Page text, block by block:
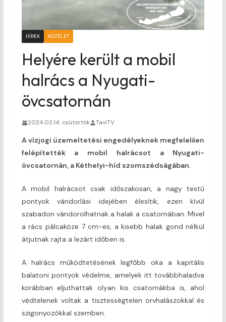
HÍREK KÖZÉLET
Helyére került a mobil
halrács a Nyugati-
övcsatornán
2024.03.14. csütörtök TaviTV
A vízjogi üzemeltetési engedélyeknek megfelelően
felépítették a mobil halrácsot a Nyugati-
övcsatornán, a Kéthelyi-híd szomszédságában.
A mobil halrácsot csak időszakosan, a nagy testű
pontyok vándorlási idejében élesítik, ezen kívül
szabadon vándorolhatnak a halak a csatornában. Mivel
a rács pálcaköze 7 cm-es, a kisebb halak gond nélkül
átjutnak rajta a lezárt időben is.
A halrács működtetésének legfőbb oka a kapitális
balatoni pontyok védelme, amelyek itt továbbhaladva
korábban eljuthattak olyan kis csatornákba is, ahol
védtelenek voltak a tisztességtelen orvhalászokkal és
szigonyozókkal szemben.